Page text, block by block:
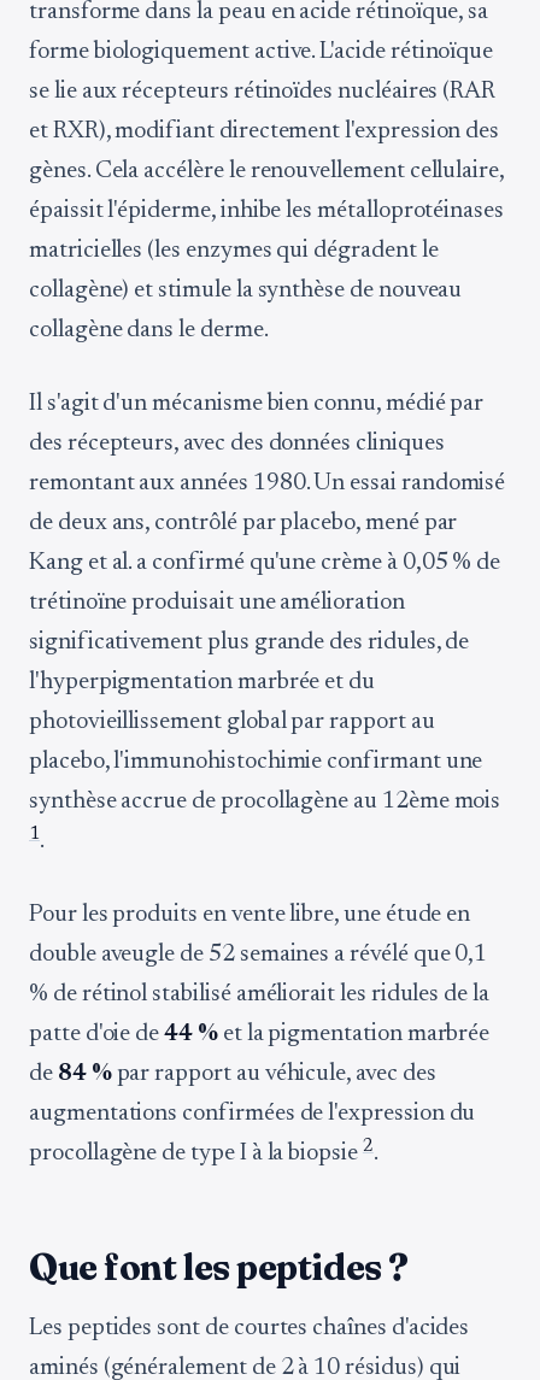
transforme dans la peau en acide rétinoïque, sa
forme biologiquement active. L'acide rétinoïque
se lie aux récepteurs rétinoïdes nucléaires (RAR
et RXR), modifiant directement l'expression des
gènes. Cela accélère le renouvellement cellulaire,
épaissit l'épiderme, inhibe les métalloprotéinases
matricielles (les enzymes qui dégradent le
collagène) et stimule la synthèse de nouveau
collagène dans le derme.
Il s'agit d'un mécanisme bien connu, médié par
des récepteurs, avec des données cliniques
remontant aux années 1980. Un essai randomisé
de deux ans, contrôlé par placebo, mené par
Kang et al. a confirmé qu'une crème à 0,05 % de
trétinoïne produisait une amélioration
significativement plus grande des ridules, de
l'hyperpigmentation marbrée et du
photovieillissement global par rapport au
placebo, l'immunohistochimie confirmant une
synthèse accrue de procollagène au 12ème mois
1.
Pour les produits en vente libre, une étude en
double aveugle de 52 semaines a révélé que 0,1
% de rétinol stabilisé améliorait les ridules de la
patte d'oie de44 %et la pigmentation marbrée
de 84 %par rapport au véhicule, avec des
augmentations confirmées de l'expression du
procollagène de type I à la biopsie 2.
Que font les peptides ?
Les peptides sont de courtes chaînes d'acides
aminés (généralement de 2 à 10 résidus) qui